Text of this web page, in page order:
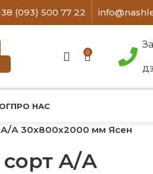
(093) 500 77 22
0
ПРО НАС
А 30х800х2000 мм Ясен
А/А